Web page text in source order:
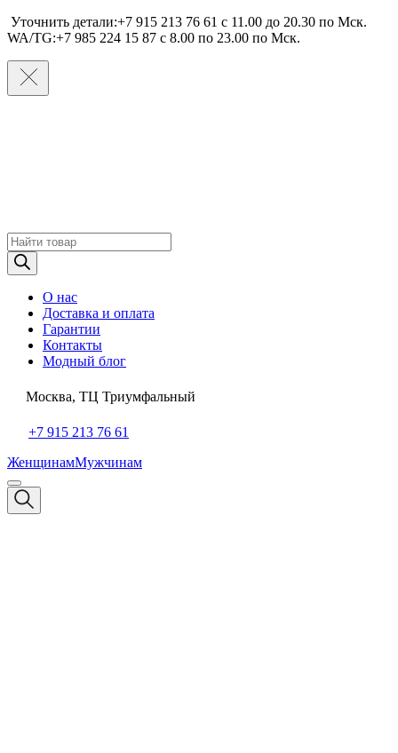
Уточнить детали:+7 915 213 76 61 c 11.00 до 20.30 по Мcк.
WA/TG:+7 985 224 15 87 c 8.00 по 23.00 по Мcк.
Поиск
товаров
О нас
Доставка и оплата
Гарантии
Контакты
Модный блог
Москва, ТЦ Триумфальный
+7 915 213 76 61
ЖенщинамМужчинам